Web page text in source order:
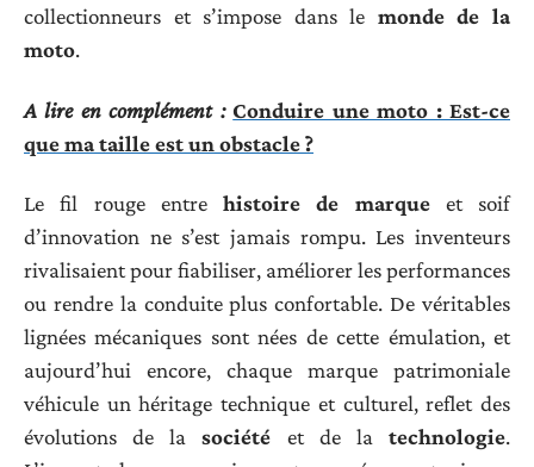
collectionneurs et s’impose dans le monde de la
moto.
A lire en complément : Conduire une moto : Est-ce
que ma taille est un obstacle ?
Le fil rouge entre histoire de marqueet soif
d’innovation ne s’est jamais rompu. Les inventeurs
rivalisaient pour fiabiliser, améliorer les performances
ou rendre la conduite plus confortable. De véritables
lignées mécaniques sont nées de cette émulation, et
aujourd’hui encore, chaque marque patrimoniale
véhicule un héritage technique et culturel, reflet des
évolutions de lasociété et de latechnologie.